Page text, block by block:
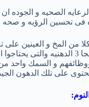
الصحيه و الجوده
من المخ و العينين على
كبيره من احماض اوميجا 3 الدهنيه
و السمك واحد
تحتوى على تلك الدهون